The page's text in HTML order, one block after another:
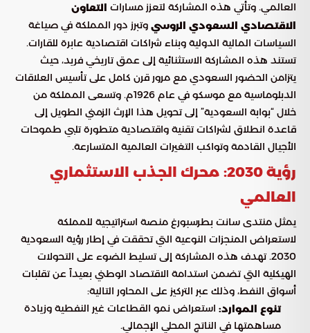
العالمي. وتأتي هذه المشاركة لتعزز مسارات التعاون
الاقتصادي السعودي الروسي وتبرز دور المملكة في صياغة
السياسات المالية الدولية وبناء شراكات اقتصادية عابرة للقارات.
تستند هذه المشاركة الاستثنائية إلى عمق تاريخي فريد، حيث
يتزامن الحضور السعودي مع مرور قرن كامل على تأسيس العلاقات
الدبلوماسية مع موسكو في عام 1926م. وتسعى المملكة من
خلال “بوابة السعودية” إلى تحويل هذا الإرث الزمني الطويل إلى
قاعدة انطلاق لشراكات تقنية واقتصادية متطورة تلبي طموحات
الأجيال القادمة وتواكب التغيرات العالمية المتسارعة.
رؤية 2030: محرك الجذب الاستثماري
العالمي
يمثل منتدى سانت بطرسبورغ منصة استراتيجية للمملكة
لاستعراض المنجزات النوعية التي تحققت في إطار رؤية السعودية
2030. تهدف هذه المشاركة إلى تسليط الضوء على التحولات
الهيكلية التي تضمن استدامة الاقتصاد الوطني بعيداً عن تقلبات
أسواق النفط، وذلك عبر التركيز على المحاور التالية:
تنوع الموارد: استعراض نمو القطاعات غير النفطية وزيادة
مساهمتها في الناتج المحلي الإجمالي.